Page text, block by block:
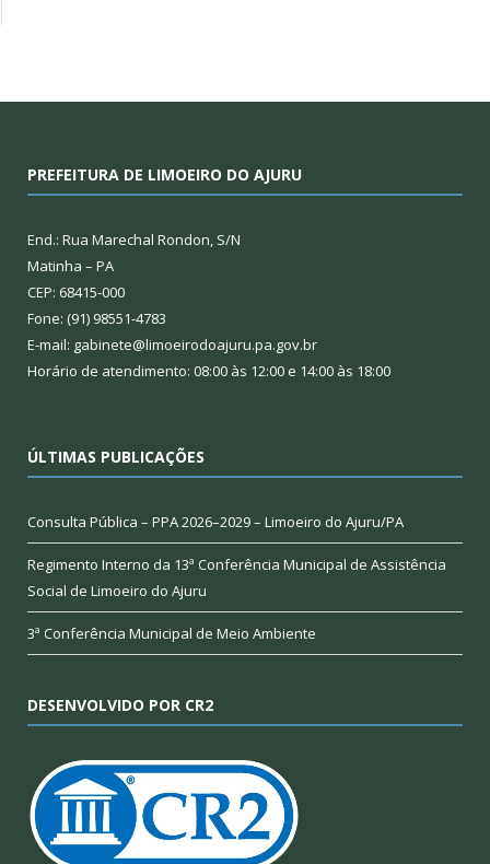
PREFEITURA DE LIMOEIRO DO AJURU
End.: Rua Marechal Rondon, S/N
Matinha – PA
CEP: 68415-000
Fone: (91) 98551-4783
E-mail: gabinete@limoeirodoajuru.pa.gov.br
Horário de atendimento: 08:00 às 12:00 e 14:00 às 18:00
ÚLTIMAS PUBLICAÇÕES
Consulta Pública – PPA 2026–2029 – Limoeiro do Ajuru/PA
Regimento Interno da 13ª Conferência Municipal de Assistência
Social de Limoeiro do Ajuru
3ª Conferência Municipal de Meio Ambiente
DESENVOLVIDO POR CR2